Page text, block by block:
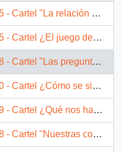
"La relación padres-hijos"
juego del niño es solamente diversión?
"Las preguntas del niño"
se siente apreciado el niño?
nos hace sentirnos apreciados?
"Nuestras conclusiones finales"